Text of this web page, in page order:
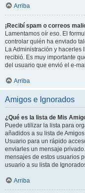
Arriba
¡Recibí spam o correos
Lamentamos oír eso. El
controlar quién ha enviado
La Administración y
recibió. Es muy importante
del usuario que envió el e-
Arriba
Amigos e Ignorados
¿Qué es la lista de Mis
Puede utilizar la lista para
añadidos a su lista de
Usuario para un rápido
enviarles un mensaje
mensajes de estos usuarios
usuario a su lista de
Arriba